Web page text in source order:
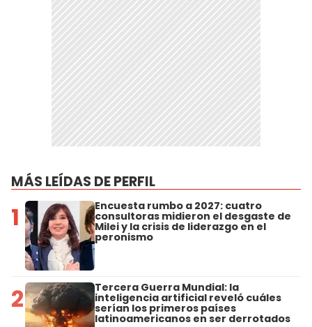
MÁS LEÍDAS DE PERFIL
1 Encuesta rumbo a 2027: cuatro
consultoras midieron el desgaste de
Milei y la crisis de liderazgo en el
peronismo
2 Tercera Guerra Mundial: la
inteligencia artificial reveló cuáles
serían los primeros países
latinoamericanos en ser derrotados